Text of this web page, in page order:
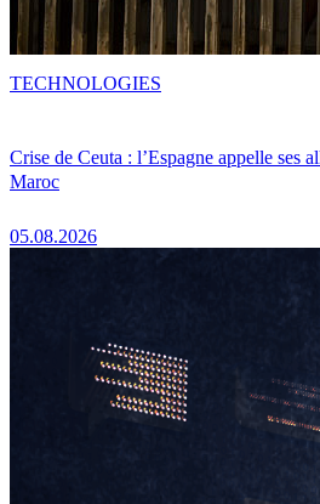
Crise de Ceuta : l’Espagne appelle ses
Maroc
05.08.2026
TECHNOLOGIES